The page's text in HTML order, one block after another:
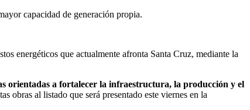
capacidad de generación propia.
energéticos que actualmente afronta Santa Cruz, mediante la
orientadas a fortalecer la infraestructura, la producción y el
obras al listado que será presentado este viernes en la